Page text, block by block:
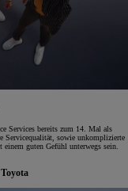
Services bereits zum 14. Mal als
Servicequalität, sowie unkomplizierte
guten Gefühl unterwegs sein.